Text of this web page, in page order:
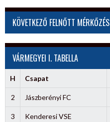
KÖVETKEZŐ FELNŐTT MÉRKŐZÉS
VÁRMEGYEI I. TABELLA
H Csapat
2 Jászberényi FC
3 Kenderesi VSE